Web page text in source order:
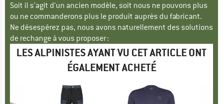
Soit il s'agit d'un ancien modèle, soit nous ne pouvons plus
ou ne commanderons plus le produit auprès du fabricant.
Ne désespérez pas, nous avons naturellement des solutions
de rechange à vous proposer :
LES ALPINISTES AYANT VU CET ARTICLE ONT
ÉGALEMENT ACHETÉ